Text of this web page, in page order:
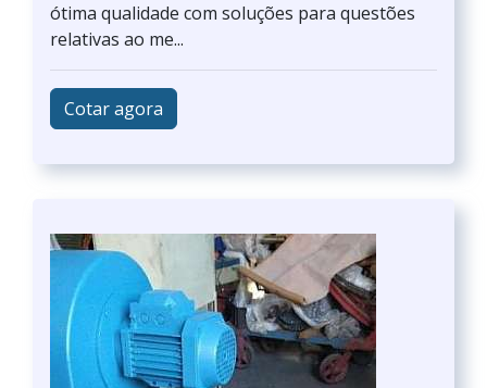
ótima qualidade com soluções para questões
relativas ao me...
Cotar agora